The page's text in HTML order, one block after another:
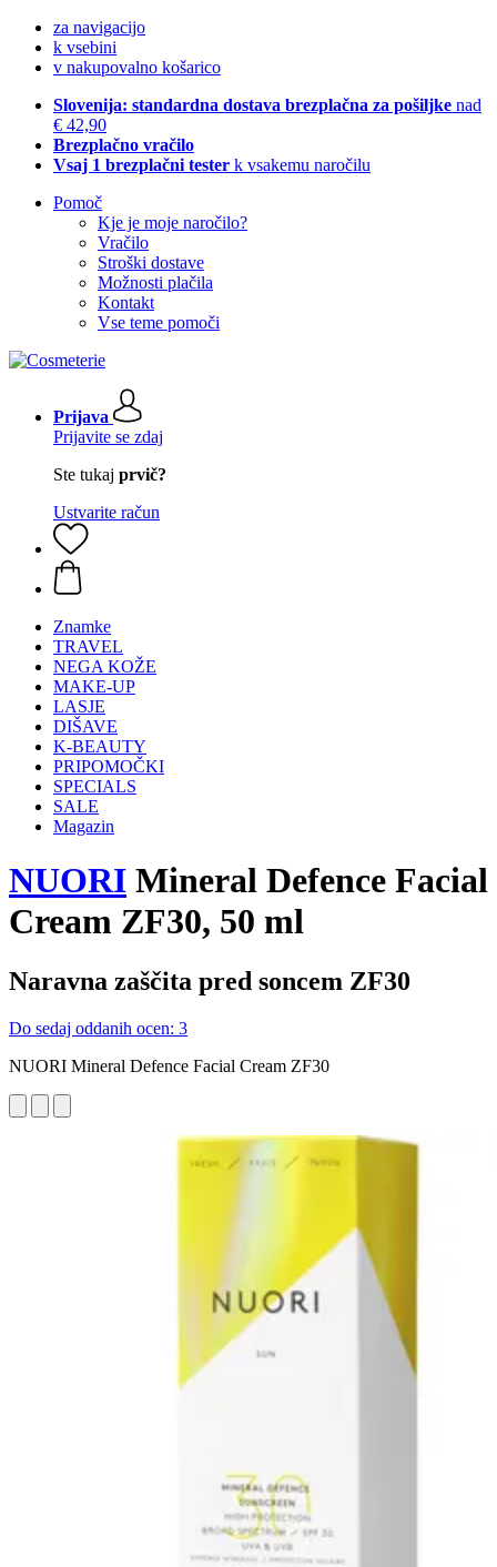
za navigacijo
k vsebini
v nakupovalno košarico
Slovenija: standardna dostava brezplačna za pošiljke nad
€ 42,90
Brezplačno vračilo
Vsaj 1 brezplačni tester k vsakemu naročilu
Pomoč
Kje je moje naročilo?
Vračilo
Stroški dostave
Možnosti plačila
Kontakt
Vse teme pomoči
Prijava
Prijavite se zdaj
Ste tukaj prvič?
Ustvarite račun
Znamke
TRAVEL
NEGA KOŽE
MAKE-UP
LASJE
DIŠAVE
K-BEAUTY
PRIPOMOČKI
SPECIALS
SALE
Magazin
NUORI Mineral Defence Facial
Cream ZF30, 50 ml
Naravna zaščita pred soncem ZF30
Do sedaj oddanih ocen: 3
NUORI Mineral Defence Facial Cream ZF30